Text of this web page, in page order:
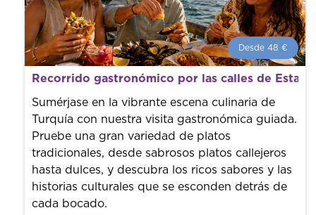
Desde 48 €
Desde 48 € por persona.
¡Reserva con nosotros! Colaboramos con los mejores
guías de la ciudad para tener el mejor precio y servicio.
Recorrido gastronómico por las calles de
Sumérjase en la vibrante escena culinaria de
Turquía con nuestra visita gastronómica guiada.
Pruebe una gran variedad de platos
tradicionales, desde sabrosos platos callejeros
hasta dulces, y descubra los ricos sabores y las
historias culturales que se esconden detrás de
cada bocado.